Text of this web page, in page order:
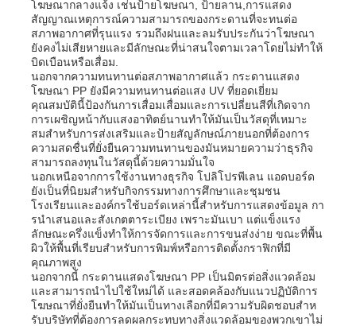
ท่อ PP
เครื่องติดต่อท่อพอลิโพรพีเลน
โฆษณากลางแจ้ง เช่นป้ายโฆษณา, ป้ายลาน,การแสดง
สัญญาณเหตุการณ์ความสามารถของกระดานที่จะทนต่อ
สภาพอากาศที่รุนแรง รวมถึงฝนและลมรับประกันว่าโฆษณา
ยังคงไม่เสียหายและมีลักษณะที่น่าสนใจตามเวลาโดยไม่ทําให้
บิดเบือนหรือเสื่อม.
นอกจากความทนทานต่อสภาพอากาศแล้ว กระดานแสดง
โฆษณา PP ยังมีความทนทานต่อแสง UV ที่ยอดเยี่ยม
คุณสมบัตินี้ป้องกันการเสื่อมเสื่อมและการเปลี่ยนสีที่เกิดจาก
การเผชิญหน้ากับแสงอาทิตย์นานทําให้มันเป็นวัสดุที่เหมาะ
สมสําหรับการส่งเสริมและป้ายสัญลักษณ์ภายนอกที่ต้องการ
ความสดชื่นที่ยั่งยืนความทนทานของมันหมายความว่าธุรกิจ
สามารถลงทุนในวัสดุนี้ด้วยความมั่นใจ
นอกเหนือจากการใช้งานทางธุรกิจ โปลิโปรพีเลน แอดบอร์ด
ยังเป็นที่นิยมสําหรับกิจกรรมทางการศึกษาและชุมชน
โรงเรียนและองค์กรใช้บอร์ดเหล่านี้สําหรับการแสดงข้อมูล กา
รนําเสนอและสังเกตตาระเบียง เพราะมันเบา แต่แข็งแรง
ลักษณะครึ่งแข็งทําให้การจัดการและการขนส่งง่าย ขณะที่พื้น
ผิวให้พื้นที่เรียบสําหรับการพิมพ์หรือการติดตั้งกราฟิกที่มี
คุณภาพสูง
นอกจากนี้ กระดานแสดงโฆษณา PP เป็นมิตรต่อสิ่งแวดล้อม
และสามารถนําไปใช้ใหม่ได้ และสอดคล้องกับแนวปฏิบัติการ
โฆษณาที่ยั่งยืนทําให้มันเป็นทางเลือกที่มีความรับผิดชอบสําห
รับบริษัทที่ต้องการลดผลกระทบทางสิ่งแวดล้อมของพวกเขาไม่